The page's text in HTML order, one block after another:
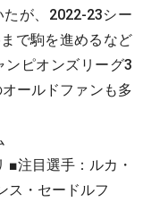
が、2022-23シー
で駒を進めるなど
ンピオンズリーグ3
ールドファンも多
■注目選手：ルカ・
ス・セードルフ